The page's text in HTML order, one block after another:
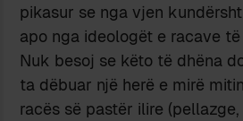
pikasur se nga vjen
apo nga ideologët e racave
Nuk besoj se këto të dhëna
ta dëbuar një herë e mirë
racës së pastër ilire